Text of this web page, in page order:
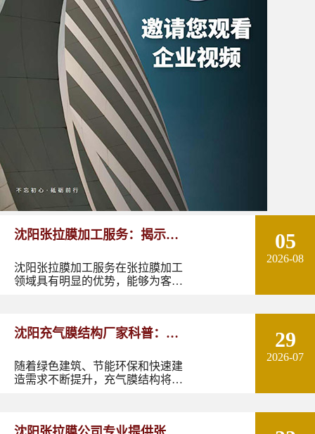
沈阳张拉膜加工服务：揭示张
拉膜加工的实用优势
沈阳张拉膜加工服务在张拉膜加工
领域具有明显的优势，能够为客户
发出独特的魅力。
05
2026-08
沈阳充气膜结构厂家科普：了
解充气膜建筑优势、价格及应
用领域
随着绿色建筑、节能环保和快速建
造需求不断提升，充气膜结构将在
29
2026-07